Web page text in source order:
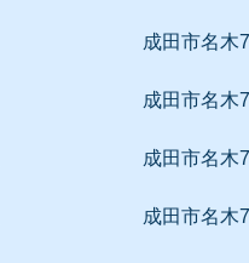
成田市名木
成田市名木
成田市名木
成田市名木